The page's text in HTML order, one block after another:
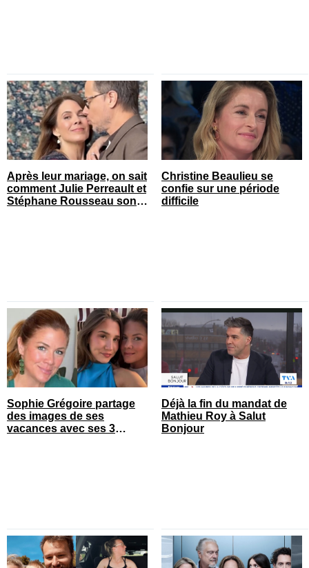
Après leur mariage, on sait
comment Julie Perreault et
Stéphane Rousseau sont
Christine Beaulieu se
confie sur une période
difficile
Sophie Grégoire partage
des images de ses
vacances avec ses 3
Déjà la fin du mandat de
Mathieu Roy à Salut
Bonjour